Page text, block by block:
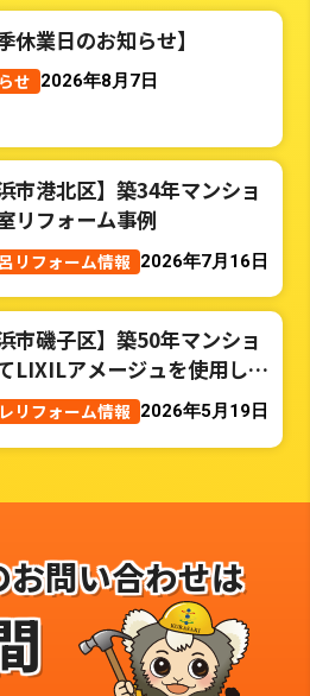
休業日のお知らせ】
せ 2026年8月7日
浜市港北区】築34年マンショ
リフォーム事例
リフォーム情報 2026年7月16日
浜市磯子区】築50年マンショ
LIXILアメージュを使用した
リフォーム事例
リフォーム情報 2026年5月19日
お問い合わせは